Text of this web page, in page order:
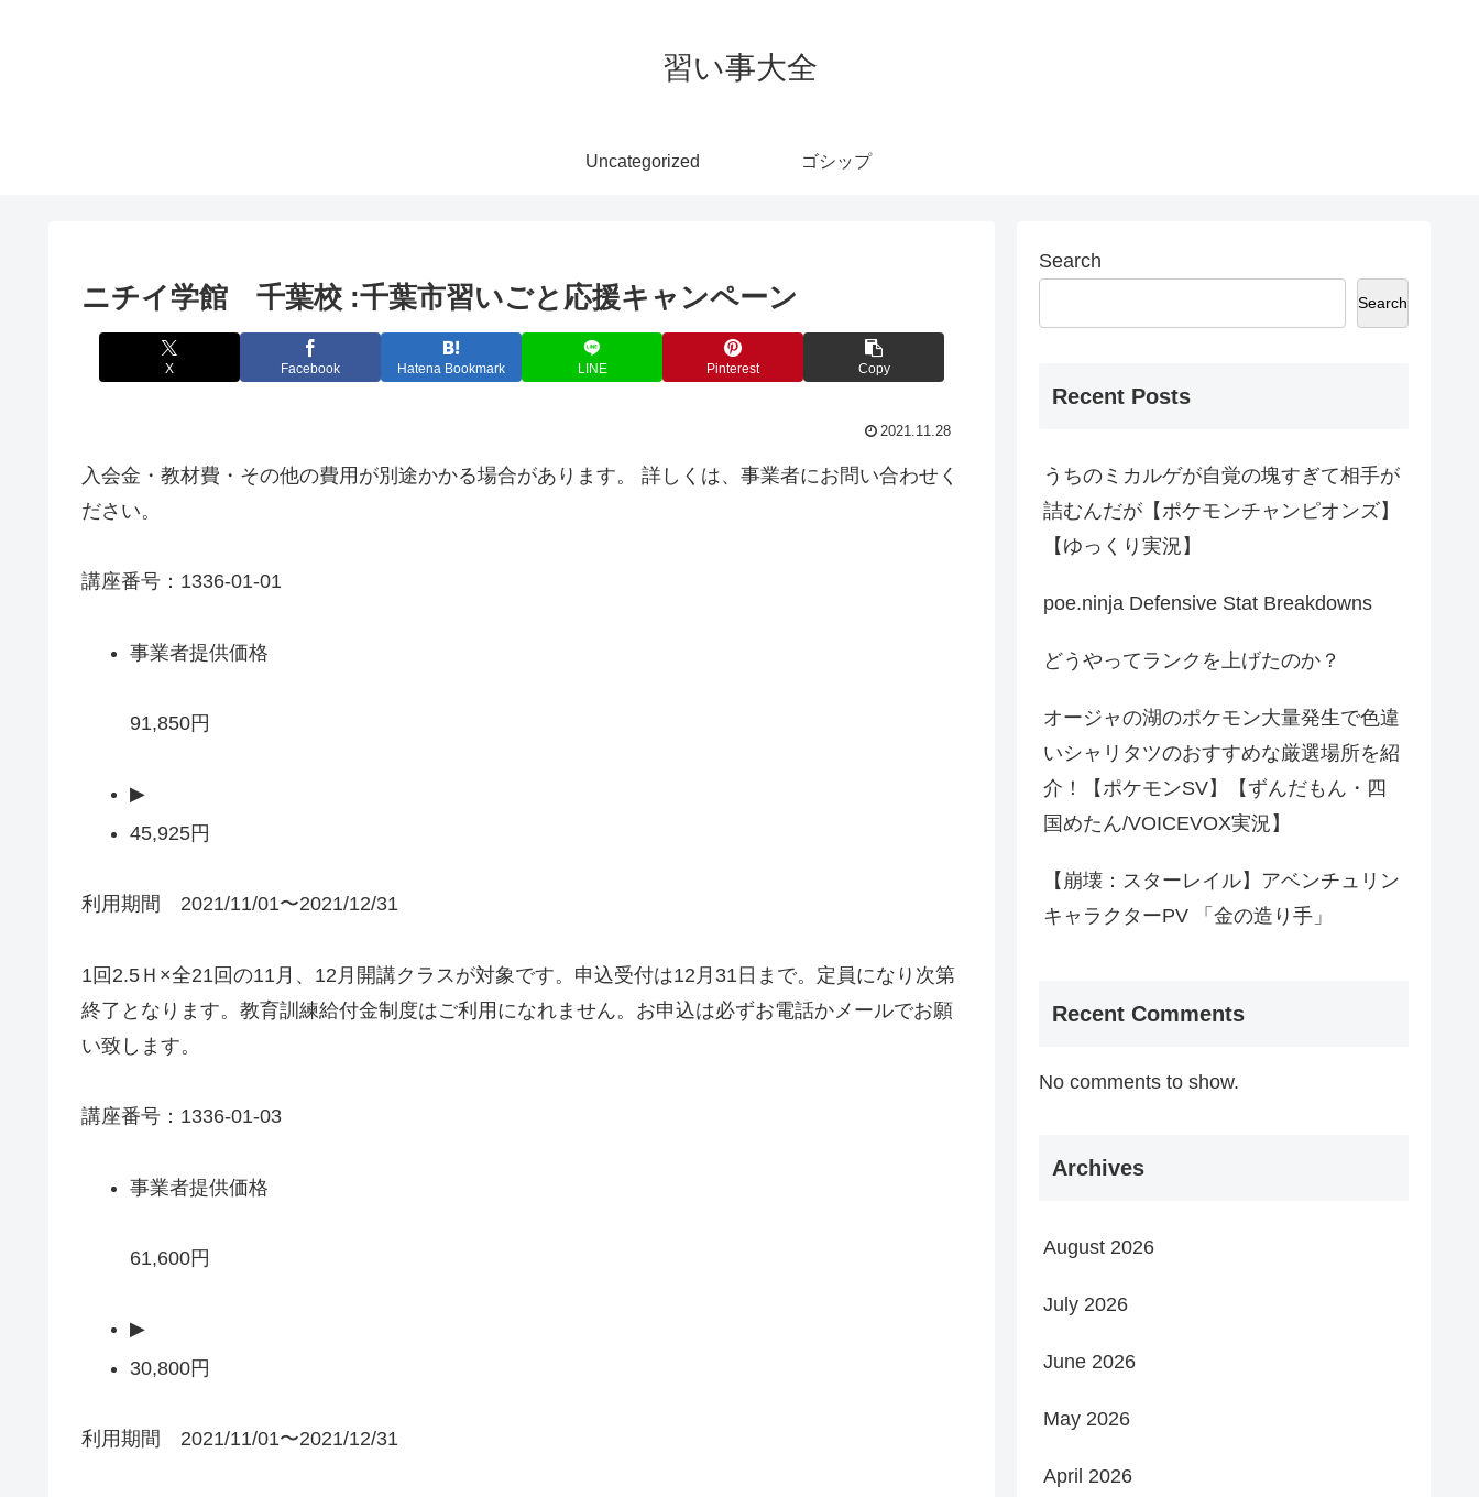
習い事大全
Uncategorized ゴシップ
ニチイ学館 千葉校 :千葉市習いごと応援キャンペーン
X Facebook Hatena Bookmark LINE Pinterest Copy
2021.11.28
入会金・教材費・その他の費用が別途かかる場合があります。 詳しくは、事業者にお問い合わせく
ださい。
講座番号：1336-01-01
事業者提供価格
91,850円
▶
45,925円
利用期間 2021/11/01〜2021/12/31
1回2.5Ｈ×全21回の11月、12月開講クラスが対象です。申込受付は12月31日まで。定員になり次第
終了となります。教育訓練給付金制度はご利用になれません。お申込は必ずお電話かメールでお願
い致します。
講座番号：1336-01-03
事業者提供価格
61,600円
▶
30,800円
利用期間 2021/11/01〜2021/12/31
Search
Search
Recent Posts
うちのミカルゲが自覚の塊すぎて相手が
詰むんだが【ポケモンチャンピオンズ】
【ゆっくり実況】
poe.ninja Defensive Stat Breakdowns
どうやってランクを上げたのか？
オージャの湖のポケモン大量発生で色違
いシャリタツのおすすめな厳選場所を紹
介！【ポケモンSV】【ずんだもん・四
国めたん/VOICEVOX実況】
【崩壊：スターレイル】アベンチュリン
キャラクターPV 「金の造り手」
Recent Comments
No comments to show.
Archives
August 2026
July 2026
June 2026
May 2026
April 2026